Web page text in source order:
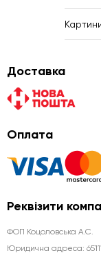
Доставка
Оплата
Реквізити
ФОП Коцоловська А.С.
Юридична aдреса: